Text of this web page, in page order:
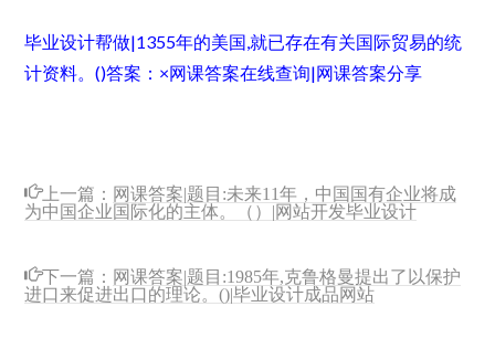
毕业设计帮做|1355年的美国,就已存在有关国际贸易的统
计资料。()答案：×网课答案在线查询|网课答案分享
上一篇： 网课答案|题目:未来11年，中国国有企业将成
为中国企业国际化的主体。（）|网站开发毕业设计
下一篇： 网课答案|题目:1985年,克鲁格曼提出了以保护
进口来促进出口的理论。()|毕业设计成品网站